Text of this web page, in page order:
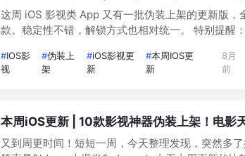
这周 iOS 影视类 App 又有一批伪装上架的更新版，
款。稳定性不错，解锁方式也相对统一。 特别提醒
接上干货！ …
#IOS影
视
#伪装上
架
#iOS影视更
新
#本周IOS更
新
8月
前
本周iOS更新 | 10款影视神器伪装上架！电影
又到周更时间！短短一周，今天整理发现，突然多